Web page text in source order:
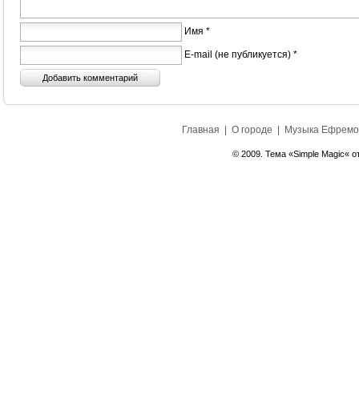
Имя *
E-mail (не публикуется) *
Главная О городе Музыка
© 2009. Тема «Simple Magic«